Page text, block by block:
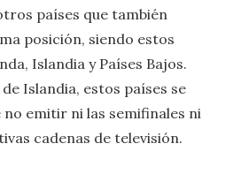
países que también
posición, siendo estos
Islandia y Países Bajos.
Islandia, estos países se
emitir ni las semifinales ni
cadenas de televisión.